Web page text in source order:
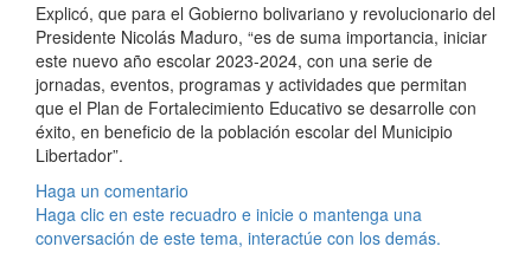
Explicó, que para el Gobierno bolivariano y revolucionario del
Presidente Nicolás Maduro, “es de suma importancia, iniciar
este nuevo año escolar 2023-2024, con una serie de
jornadas, eventos, programas y actividades que permitan
que el Plan de Fortalecimiento Educativo se desarrolle con
éxito, en beneficio de la población escolar del Municipio
Libertador”.
Haga un comentario
Haga clic en este recuadro e inicie o mantenga una
conversación de este tema, interactúe con los demás.